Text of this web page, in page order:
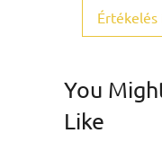
Értékelés
You
Like